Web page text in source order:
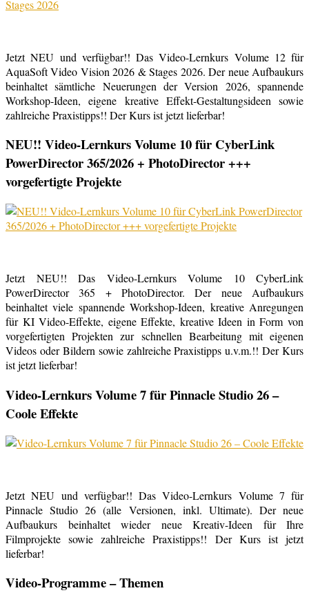
Jetzt NEU und verfügbar!! Das Video-Lernkurs Volume 12 für
AquaSoft Video Vision 2026 & Stages 2026. Der neue Aufbaukurs
beinhaltet sämtliche Neuerungen der Version 2026, spannende
Workshop-Ideen, eigene kreative Effekt-Gestaltungsideen sowie
zahlreiche Praxistipps!! Der Kurs ist jetzt lieferbar!
NEU!! Video-Lernkurs Volume 10 für CyberLink
PowerDirector 365/2026 + PhotoDirector +++
vorgefertigte Projekte
Jetzt NEU!! Das Video-Lernkurs Volume 10 CyberLink
PowerDirector 365 + PhotoDirector. Der neue Aufbaukurs
beinhaltet viele spannende Workshop-Ideen, kreative Anregungen
für KI Video-Effekte, eigene Effekte, kreative Ideen in Form von
vorgefertigten Projekten zur schnellen Bearbeitung mit eigenen
Videos oder Bildern sowie zahlreiche Praxistipps u.v.m.!! Der Kurs
ist jetzt lieferbar!
Video-Lernkurs Volume 7 für Pinnacle Studio 26 –
Coole Effekte
Jetzt NEU und verfügbar!! Das Video-Lernkurs Volume 7 für
Pinnacle Studio 26 (alle Versionen, inkl. Ultimate). Der neue
Aufbaukurs beinhaltet wieder neue Kreativ-Ideen für Ihre
Filmprojekte sowie zahlreiche Praxistipps!! Der Kurs ist jetzt
lieferbar!
Video-Programme – Themen